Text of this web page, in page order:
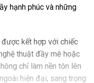
hạnh phúc và những
kết hợp với chiếc
thuật đầy mê hoặc
chỉ làm nền tôn lên
hiện đại, sang trọng